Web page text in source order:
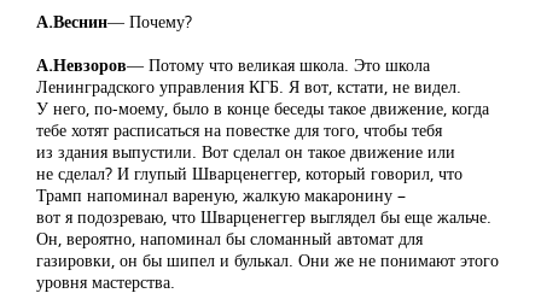
А.Веснин― Почему?
А.Невзоров― Потому что великая школа. Это школа
Ленинградского управления КГБ. Я вот, кстати, не видел.
У него, по-моему, было в конце беседы такое движение, когда
тебе хотят расписаться на повестке для того, чтобы тебя
из здания выпустили. Вот сделал он такое движение или
не сделал? И глупый Шварценеггер, который говорил, что
Трамп напоминал вареную, жалкую макаронину –
вот я подозреваю, что Шварценеггер выглядел бы еще жальче.
Он, вероятно, напоминал бы сломанный автомат для
газировки, он бы шипел и булькал. Они же не понимают этого
уровня мастерства.